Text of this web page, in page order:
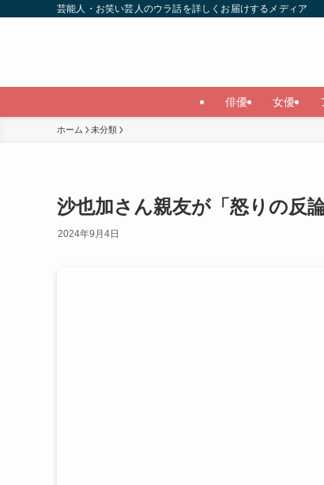
芸能人・お笑い芸人のウラ話を詳しくお届けするメディア
俳優 女優
ホーム 未分類
沙也加さん親友が「怒りの反
2024年9月4日